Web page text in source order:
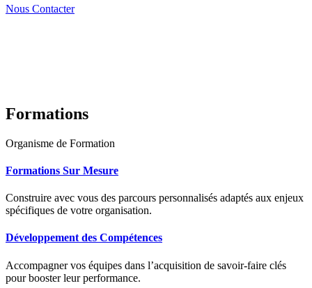
Nous Contacter
Formations
Organisme de Formation
Formations Sur Mesure
Construire avec vous des parcours personnalisés adaptés aux enjeux
spécifiques de votre organisation.
Développement des Compétences
Accompagner vos équipes dans l’acquisition de savoir-faire clés
pour booster leur performance.